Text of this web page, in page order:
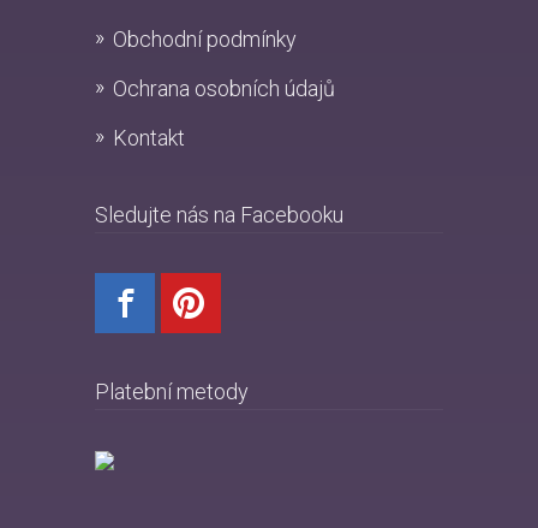
Obchodní podmínky
Ochrana osobních údajů
Kontakt
Sledujte nás na Facebooku
Platební metody